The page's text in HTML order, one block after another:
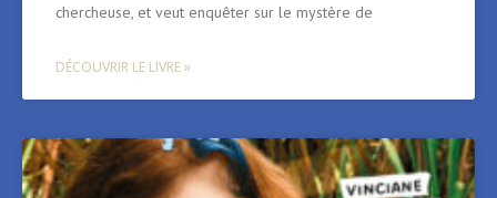
chercheuse, et veut enquêter sur le mystère de
DÉCOUVRIR LE LIVRE »